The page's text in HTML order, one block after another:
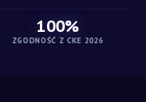
100%
ZGODNOŚĆ Z CKE 2026